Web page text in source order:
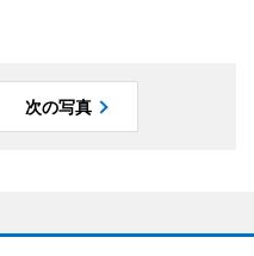
次の写真